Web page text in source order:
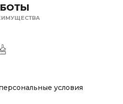
условия